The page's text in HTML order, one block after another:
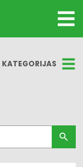
KATEGORIJAS